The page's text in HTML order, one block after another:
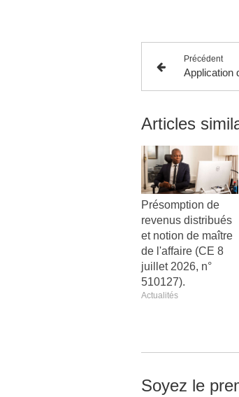
Précédent
Articles
Présomption de
revenus distribués
et notion de maître
de l'affaire (CE 8
juillet 2026, n°
510127).
Actualités
Soyez le